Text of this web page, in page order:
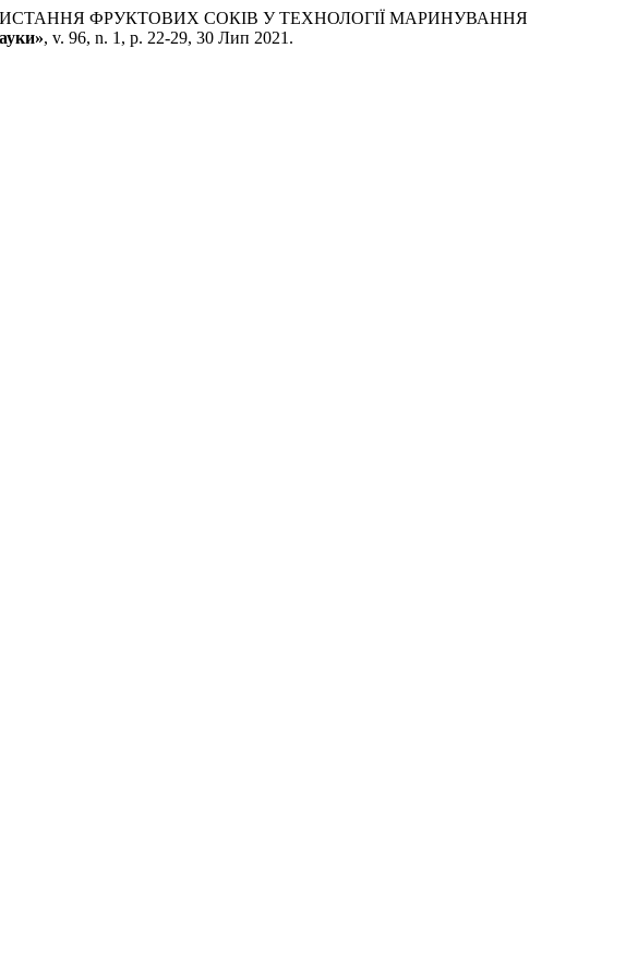
ФРУКТОВИХ СОКІВ У ТЕХНОЛОГІЇ МАРИНУВАННЯ
, v. 96, n. 1, p. 22-29, 30 Лип 2021.